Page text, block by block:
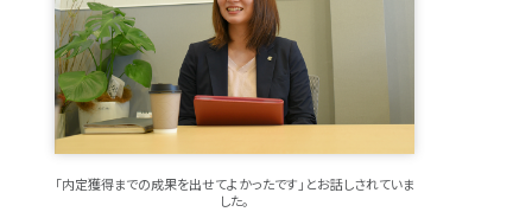
「内定獲得までの成果を出せてよかったです」とお話しされていま
した。